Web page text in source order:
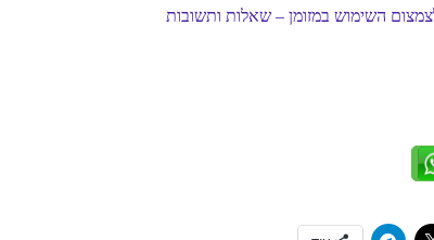
השימוש במזומן – שאלות ותשובות